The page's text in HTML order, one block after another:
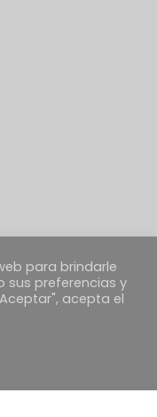
para brindarle
sus preferencias y
acepta el